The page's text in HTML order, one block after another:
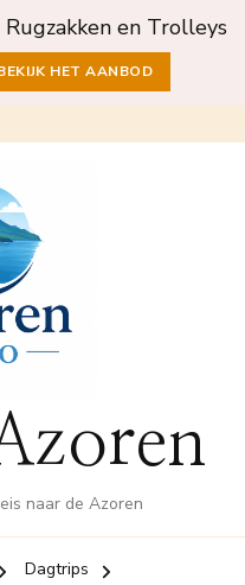
Rugzakken en Trolleys
HET AANBOD
naar de Azoren
Dagtrips